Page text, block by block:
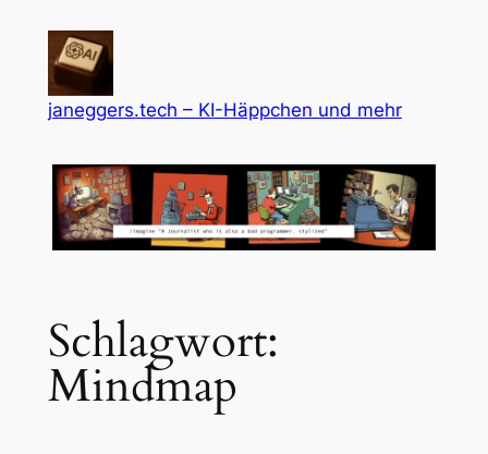
springen
janeggers.tech – KI-Häppchen und mehr
Schlagwort:
Mindmap